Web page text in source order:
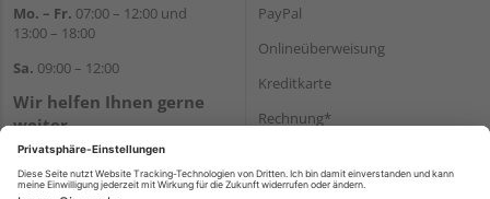
Mo. – Fr. 07:00 – 12:00 und
13:00 – 18:00
Sa. 09:00 – 12:00
Wir helfen Ihnen gerne
weiter
Tel.:+49 8122 14197
E-Mail:vertrieb@holz-liebl.de
PayPal
Onlineüberweisung
Kreditkarte
Rechnung*
Versand